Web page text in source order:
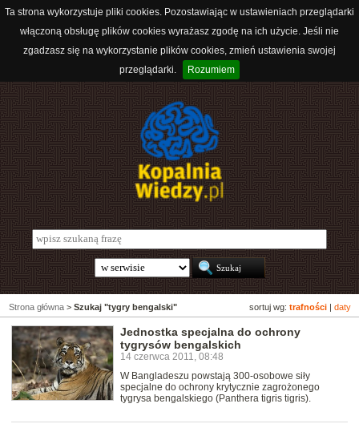
Ta strona wykorzystuje pliki cookies. Pozostawiając w ustawieniach przeglądarki
włączoną obsługę plików cookies wyrażasz zgodę na ich użycie. Jeśli nie
zgadzasz się na wykorzystanie plików cookies, zmień ustawienia swojej
przeglądarki.
Rozumiem
sortuj wg: trafności daty
Strona główna > Szukaj "tygry bengalski"
Jednostka specjalna do ochrony
tygrysów bengalskich
14 czerwca 2011, 08:48
W Bangladeszu powstają 300-osobowe siły
specjalne do ochrony krytycznie zagrożonego
tygrysa bengalskiego (Panthera tigris tigris).